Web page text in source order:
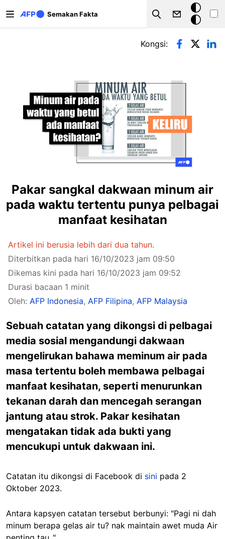
Semakan Fakta
Search
Mod
gelap
Tab-tab utama
Kongsi:
Pakar sangkal dakwaan minum air
pada waktu tertentu punya pelbagai
manfaat kesihatan
Artikel ini berusia lebih dari dua tahun.
Diterbitkan pada hari 16/10/2023 jam 09:50
Dikemas kini pada hari 16/10/2023 jam 09:52
Durasi bacaan 1 minit
Oleh: AFP Indonesia, AFP Filipina, AFP Malaysia
Sebuah catatan yang dikongsi di pelbagai
media sosial mengandungi dakwaan
mengelirukan bahawa meminum air pada
masa tertentu boleh membawa pelbagai
manfaat kesihatan, seperti menurunkan
tekanan darah dan mencegah serangan
jantung atau strok. Pakar kesihatan
mengatakan tidak ada bukti yang
mencukupi untuk dakwaan ini.
Catatan itu dikongsi di Facebook di sini pada 2
Oktober 2023.
Antara kapsyen catatan tersebut berbunyi: "Pagi ni dah
minum berapa gelas air tu? nak maintain awet muda Air